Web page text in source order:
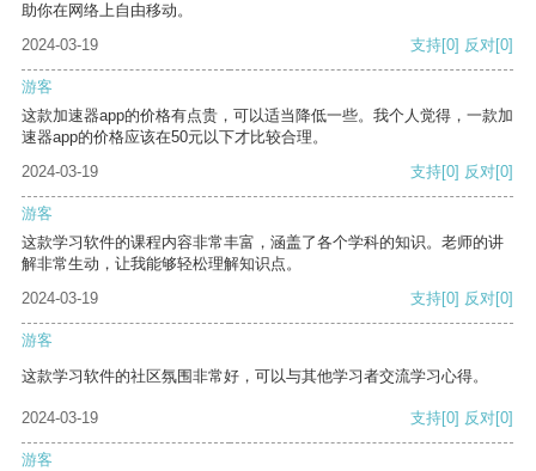
助你在网络上自由移动。
2024-03-19
支持[0] 反对[0]
游客
这款加速器app的价格有点贵，可以适当降低一些。我个人觉得，一款加
速器app的价格应该在50元以下才比较合理。
2024-03-19
支持[0] 反对[0]
游客
这款学习软件的课程内容非常丰富，涵盖了各个学科的知识。老师的讲
解非常生动，让我能够轻松理解知识点。
2024-03-19
支持[0] 反对[0]
游客
这款学习软件的社区氛围非常好，可以与其他学习者交流学习心得。
2024-03-19 支持[0] 反对[0]
游客